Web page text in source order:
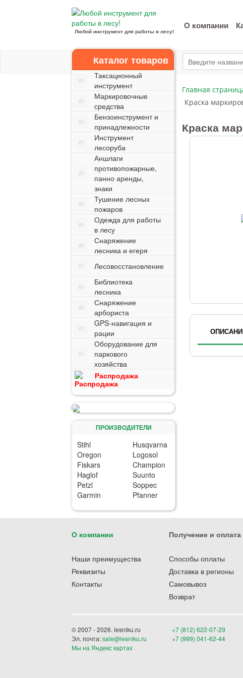
Любой инструмент для работы в лесу!
О компании
Каталог товаров
Таксационный
инструмент
Маркировочные
средства
Бензоинструмент и
принадлежности
Инструмент
лесоруба
Аншлаги
противопожарные,
панно аренды,
знаки
Тушение лесных
пожаров
Одежда для работы
в лесу
Снаряжение
лесника и егеря
Лесовосстановление
Библиотека
лесника
Снаряжение
арбориста
GPS-навигация и
рации
Оборудование для
паркового
хозяйства
Распродажа
ПРОИЗВОДИТЕЛИ
Stihl
Husqvarna
Oregon
Logosol
Fiskars
Champion
Haglof
Suunto
Petzl
Soppec
Garmin
Pfanner
Главная
Краска
Краска
О компании
Наши преимущества
Реквизиты
Контакты
Получение и оплата
Способы оплаты
Доставка в регионы
Самовывоз
Возврат
© 2007 - 2026. lesniku.ru
Эл. почта:sale@lesniku.ru
Мы на Яндекс картах
+7 (812) 622-07-29
+7 (999) 041-62-44